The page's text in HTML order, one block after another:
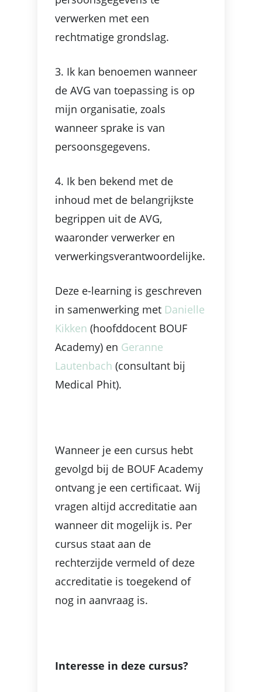
verwerken met een
rechtmatige grondslag.
3. Ik kan benoemen wanneer
de AVG van toepassing is op
mijn organisatie, zoals
wanneer sprake is van
persoonsgegevens.
4. Ik ben bekend met de
inhoud met de belangrijkste
begrippen uit de AVG,
waaronder verwerker en
verwerkingsverantwoordelijke.
Deze e-learning is geschreven
in samenwerking met Danielle
Kikken (hoofddocent BOUF
Academy) en Geranne
Lautenbach (consultant bij
Medical Phit).
Wanneer je een cursus hebt
gevolgd bij de BOUF Academy
ontvang je een certificaat. Wij
vragen altijd accreditatie aan
wanneer dit mogelijk is. Per
cursus staat aan de
rechterzijde vermeld of deze
accreditatie is toegekend of
nog in aanvraag is.
Interesse in deze cursus?